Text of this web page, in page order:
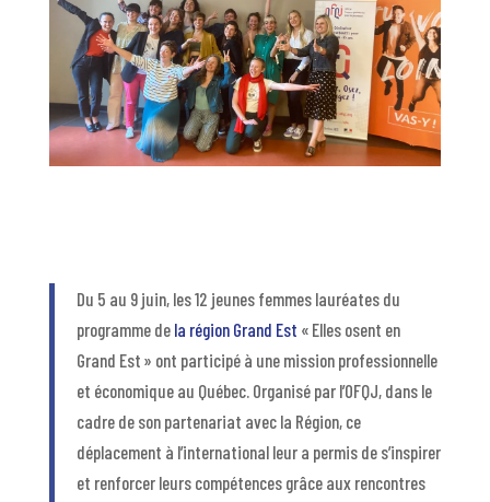
Du 5 au 9 juin, les 12 jeunes femmes lauréates du
programme de la région Grand Est « Elles osent en
Grand Est » ont participé à une mission professionnelle
et économique au Québec. Organisé par l’OFQJ, dans le
cadre de son partenariat avec la Région, ce
déplacement à l’international leur a permis de s’inspirer
et renforcer leurs compétences grâce aux rencontres